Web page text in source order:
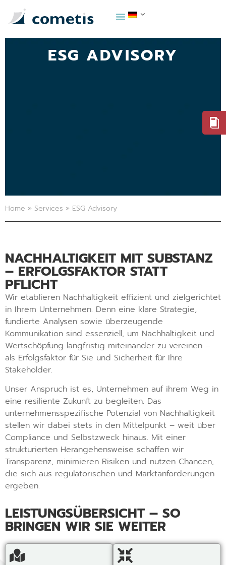
ESG ADVISORY
Home » Services » ESG Advisory
NACHHALTIGKEIT MIT SUBSTANZ
– ERFOLGSFAKTOR STATT
PFLICHT
Wir etablieren Nachhaltigkeit effizient und zielgerichtet
in Ihrem Unternehmen. Denn eine klare Strategie,
fundierte Analysen sowie überzeugende
Kommunikation sind essenziell, um Nachhaltigkeit und
Wertschöpfung langfristig miteinander zu vereinen –
als Erfolgsfaktor für Sie und Sicherheit für Ihre
Stakeholder.
Unser Anspruch ist es, Unternehmen auf ihrem Weg in
eine resiliente Zukunft zu begleiten. Das
unternehmensspezifische Potenzial von Nachhaltigkeit
stellen wir dabei stets in den Mittelpunkt – weit über
Compliance und Selbstzweck hinaus. Mit einer
strukturierten Herangehensweise schaffen wir
Transparenz, minimieren Risiken und nutzen Chancen,
die sich aus regulatorischen und Marktanforderungen
ergeben.
LEISTUNGSÜBERSICHT – SO
BRINGEN WIR SIE WEITER